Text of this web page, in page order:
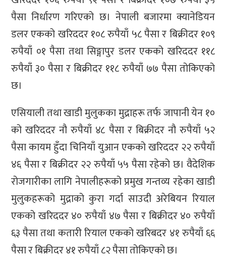
पैसा निर्धारण गरिएको छ। नेपाली बजारमा क्यानेडियन
डलर एकको खरिददर १०८ रुपैयाँ ५८ पैसा र बिक्रीदर १०९
रुपैयाँ ०१ पैसा तथा सिङ्गापुर डलर एकको खरिददर ११८
रुपैयाँ ३० पैसा र बिक्रीदर ११८ रुपैयाँ ७७ पैसा तोकिएको
छ।
एसियाली तथा खाडी मुलुकका मुद्राहरू तर्फ जापानी येन १०
को खरिददर नौ रुपैयाँ ४८ पैसा र बिक्रीदर नौ रुपैयाँ ५२
पैसा कायम हुँदा चिनियाँ युआन एकको खरिददर २२ रुपैयाँ
४६ पैसा र बिक्रीदर २२ रुपैयाँ ५५ पैसा रहेको छ। वैदेशिक
रोजगारीका लागि नेपालीहरूको प्रमुख गन्तव्य रहेका खाडी
मुलुकहरूको मुद्राको कुरा गर्दा साउदी अरेबियन रियाल
एकको खरिददर ४० रुपैयाँ ४७ पैसा र बिक्रीदर ४० रुपैयाँ
६३ पैसा तथा कतारी रियाल एकको खरिबदर ४१ रुपैयाँ ६६
पैसा र बिक्रीदर ४१ रुपैयाँ ८२ पैसा तोकिएको छ।